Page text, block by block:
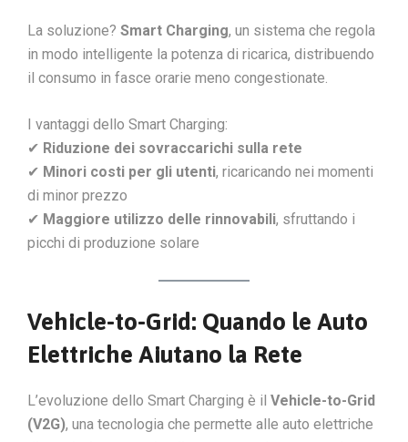
La soluzione? Smart Charging, un sistema che regola
in modo intelligente la potenza di ricarica, distribuendo
il consumo in fasce orarie meno congestionate.
I vantaggi dello Smart Charging:
✔ Riduzione dei sovraccarichi sulla rete
✔ Minori costi per gli utenti, ricaricando nei momenti
di minor prezzo
✔ Maggiore utilizzo delle rinnovabili, sfruttando i
picchi di produzione solare
Vehicle-to-Grid: Quando le Auto
Elettriche Aiutano la Rete
L’evoluzione dello Smart Charging è il Vehicle-to-Grid
(V2G), una tecnologia che permette alle auto elettriche